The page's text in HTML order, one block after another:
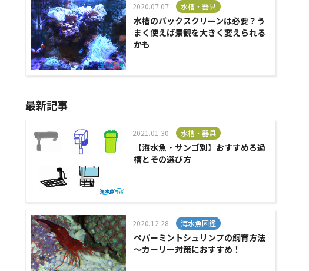
2020.07.07 水槽・器具
水槽のバックスクリーンは必要？う
まく使えば景観を大きく変えられる
かも
最新記事
2021.01.30 水槽・器具
【海水魚・サンゴ別】おすすめろ過
槽とその選び方
2020.12.28 海水魚図鑑
ペパーミントシュリンプの飼育方法
～カーリー対策におすすめ！